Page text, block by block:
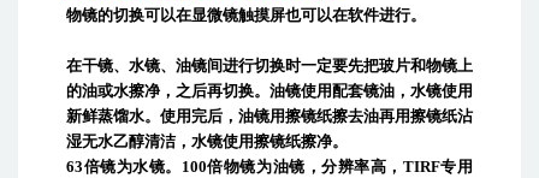
物镜的切换可以在显微镜触摸屏也可以在软件进行。
在干镜、水镜、油镜间进行切换时一定要先把玻片和物镜上
的油或水擦净，之后再切换。 油镜使用配套镜油，水镜使用
新鲜蒸馏水。使用完后，油镜用擦镜纸擦去油再用擦镜纸沾
湿无水乙醇清洁，水镜使用擦镜纸擦净。
63倍镜为水镜。 100倍物镜为油镜，分辨率高， TIRF专用